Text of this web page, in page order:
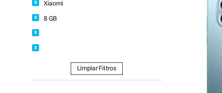
Xiaomi
8 GB
Limpiar Filtros